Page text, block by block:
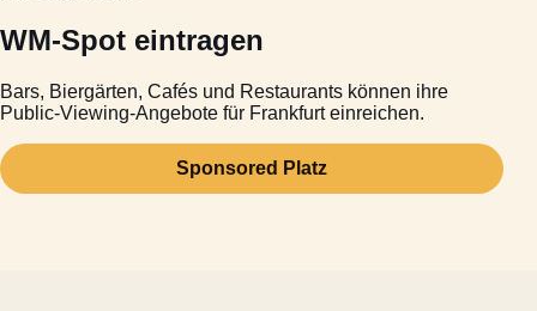
WM-Spot eintragen
Bars, Biergärten, Cafés und Restaurants können ihre
Public-Viewing-Angebote für Frankfurt einreichen.
Sponsored Platz